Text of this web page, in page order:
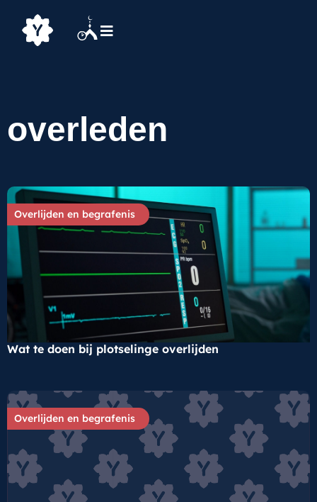
overleden
Overlijden en begrafenis
Wat te doen bij plotselinge overlijden
Overlijden en begrafenis